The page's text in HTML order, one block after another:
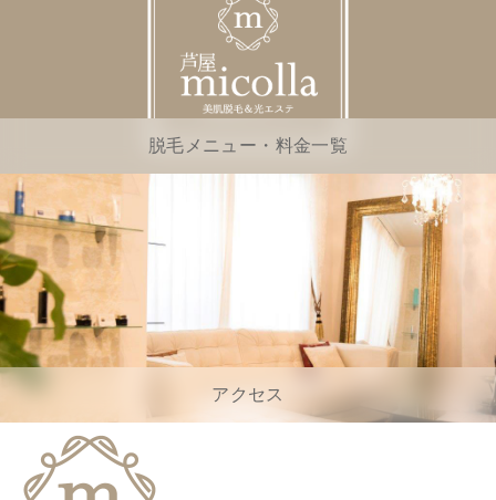
脱毛メニュー・料金一覧
アクセス